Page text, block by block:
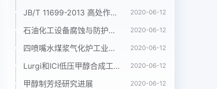
考虑的是其中,色相、色浓度为聚烯烃色母粒的首要
指标。分散性色母粒和客户使用的树脂之间的相容
性、扩散性和分散性。这直接影响最终产品的质量。
不同的产品、不同的生产工艺对色样聚烯烃色母粒的
熔体流动指数M就成为了色母粒制造和生母粒的分散
性的要求差别很大,化纤类、无纺布类产品对色母产
JB/T 11699-2013 高处作业吊篮安装、拆卸、使用技术规程 2020-06-12
石油化工设备腐蚀与防护参考书十本免费下载，绝版珍藏 2020-06-12
四喷嘴水煤浆气化炉工业应用情况简介 2020-06-12
Lurgi和ICI低压甲醇合成工艺比较 2020-06-12
甲醇制芳烃研究进展 2020-06-12